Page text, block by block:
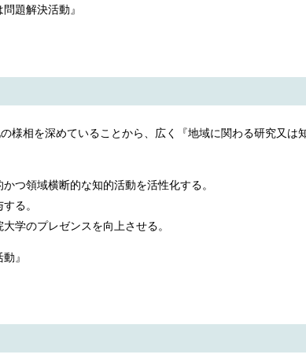
題解決活動』
様相を深めていることから、広く『地域に関わる研究又
つ領域横断的な知的活動を活性化する。
る。
学のプレゼンスを向上させる。
』